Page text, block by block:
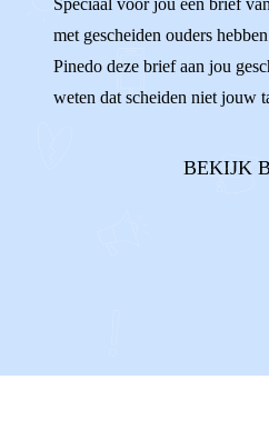
ENIGE AFSPRAKEN
Speciaal voor jou een brief
met gescheiden ouders
Pinedo deze brief aan jou
weten dat scheiden niet jouw
BEKIJK